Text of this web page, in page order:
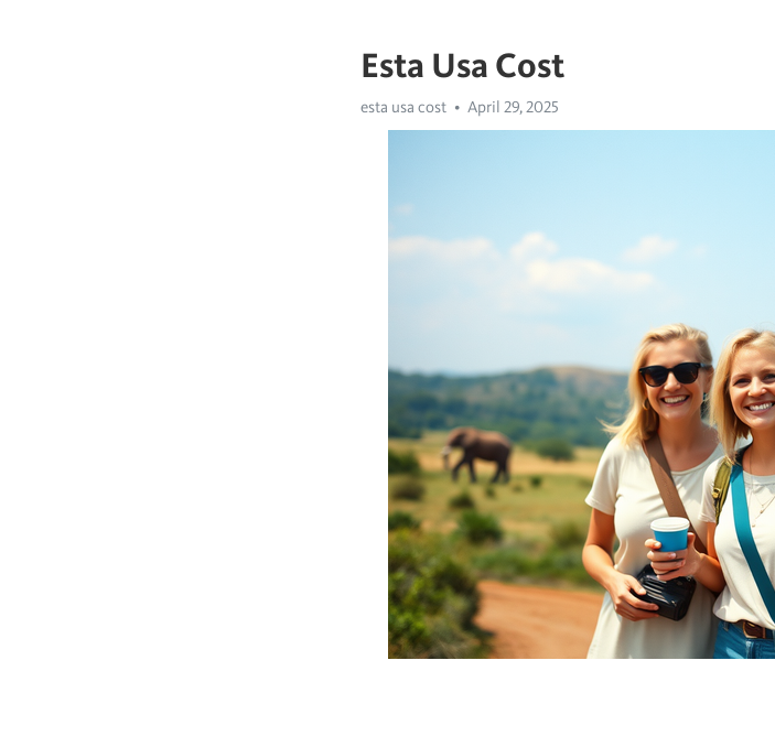
Esta Usa Cost
esta usa cost April 29, 2025